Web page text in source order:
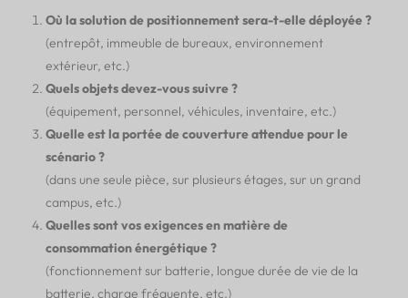
Où la solution de positionnement sera-t-elle déployée ?
(entrepôt, immeuble de bureaux, environnement
extérieur, etc.)
Quels objets devez-vous suivre ?
(équipement, personnel, véhicules, inventaire, etc.)
Quelle est la portée de couverture attendue pour le
scénario ?
(dans une seule pièce, sur plusieurs étages, sur un grand
campus, etc.)
Quelles sont vos exigences en matière de
consommation énergétique ?
(fonctionnement sur batterie, longue durée de vie de la
batterie, charge fréquente, etc.)